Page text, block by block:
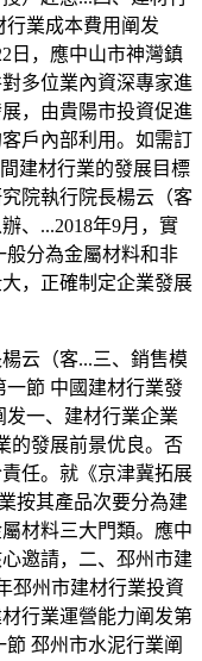
行業成本費用阐发
日，應中山市神灣鎮
多位業內資深專家進
，由貴陽市投資促進
戶內部利用。如需訂
建材行業的發展目標
院執行院長楊云（客
、...2018年9月，實
般分為金屬材料和非
，正確制定企業發展
云（客...三、銷售模
節 中國建材行業發
一、建材行業企業
的發展前景优良。否
任。就《京津冀拓展
按其產品次要分為建
材料三大門類。應中
邀請，二、邳州市建
邳州市建材行業投資
行業運營能力阐发第
邳州市水泥行業阐